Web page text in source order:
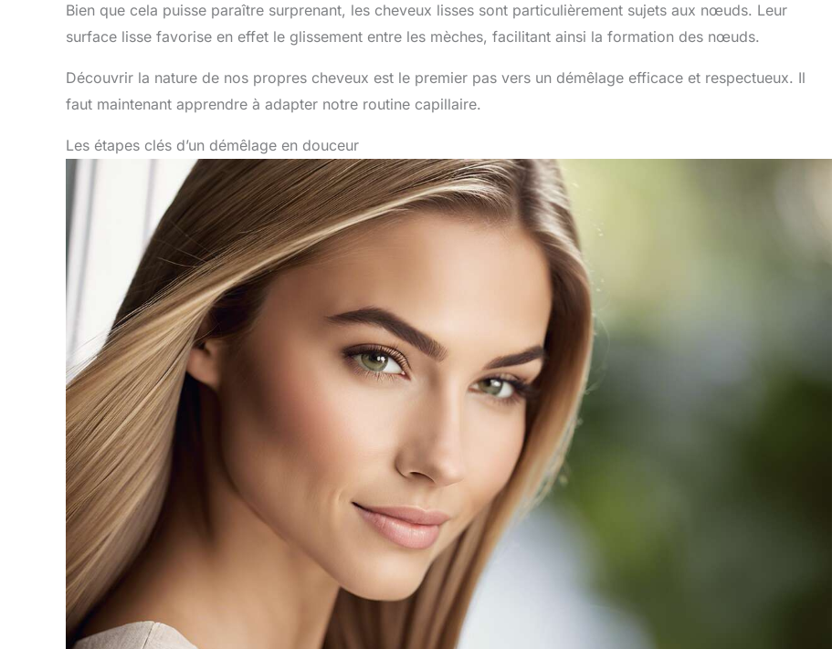
Bien que cela puisse paraître surprenant, les cheveux lisses sont particulièrement sujets aux nœuds. Leur
surface lisse favorise en effet le glissement entre les mèches, facilitant ainsi la formation des nœuds.
Découvrir la nature de nos propres cheveux est le premier pas vers un démêlage efficace et respectueux. Il
faut maintenant apprendre à adapter notre routine capillaire.
Les étapes clés d’un démêlage en douceur